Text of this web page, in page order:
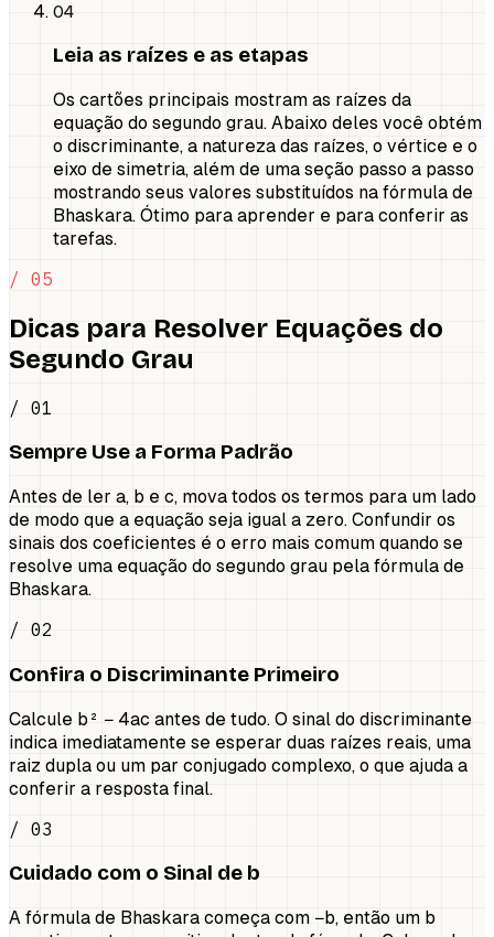
04
Leia as raízes e as etapas
Os cartões principais mostram as raízes da
equação do segundo grau. Abaixo deles você obtém
o discriminante, a natureza das raízes, o vértice e o
eixo de simetria, além de uma seção passo a passo
mostrando seus valores substituídos na fórmula de
Bhaskara. Ótimo para aprender e para conferir as
tarefas.
/ 05
Dicas para Resolver Equações do
Segundo Grau
/ 01
Sempre Use a Forma Padrão
Antes de ler a, b e c, mova todos os termos para um lado
de modo que a equação seja igual a zero. Confundir os
sinais dos coeficientes é o erro mais comum quando se
resolve uma equação do segundo grau pela fórmula de
Bhaskara.
/ 02
Confira o Discriminante Primeiro
Calcule b² − 4ac antes de tudo. O sinal do discriminante
indica imediatamente se esperar duas raízes reais, uma
raiz dupla ou um par conjugado complexo, o que ajuda a
conferir a resposta final.
/ 03
Cuidado com o Sinal de b
A fórmula de Bhaskara começa com −b, então um b